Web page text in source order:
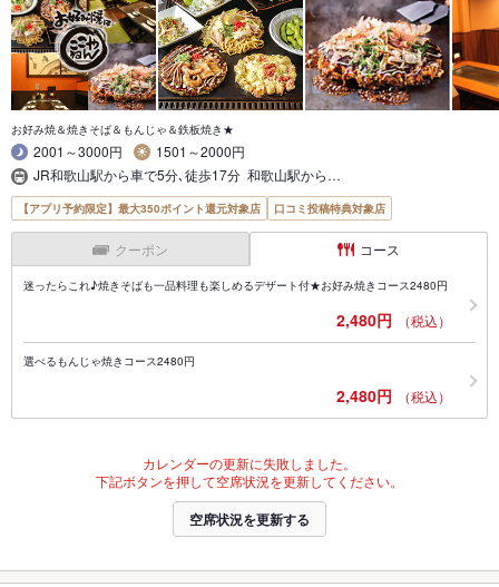
お好み焼＆焼きそば＆もんじゃ＆鉄板焼き★
2001～3000円
1501～2000円
JR和歌山駅から車で5分､徒歩17分 和歌山駅から…
【アプリ予約限定】最大350ポイント還元対象店 口コミ投稿特典対象店
クーポン コース
迷ったらこれ♪焼きそばも一品料理も楽しめるデザート付★お好み焼きコース2480円
2,480円 （税込）
選べるもんじゃ焼きコース2480円
2,480円 （税込）
カレンダーの更新に失敗しました。
下記ボタンを押して空席状況を更新してください。
空席状況を更新する